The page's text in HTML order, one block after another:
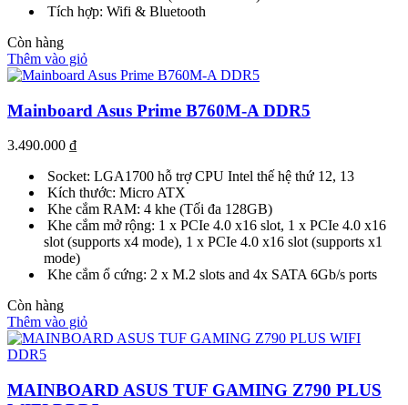
Tích hợp: Wifi & Bluetooth
Còn hàng
Thêm vào giỏ
Mainboard Asus Prime B760M-A DDR5
3.490.000 ₫
Socket: LGA1700 hỗ trợ CPU Intel thế hệ thứ 12, 13
Kích thước: Micro ATX
Khe cắm RAM: 4 khe (Tối đa 128GB)
Khe cắm mở rộng: 1 x PCIe 4.0 x16 slot, 1 x PCIe 4.0 x16
slot (supports x4 mode), 1 x PCIe 4.0 x16 slot (supports x1
mode)
Khe cắm ổ cứng: 2 x M.2 slots and 4x SATA 6Gb/s ports
Còn hàng
Thêm vào giỏ
MAINBOARD ASUS TUF GAMING Z790 PLUS